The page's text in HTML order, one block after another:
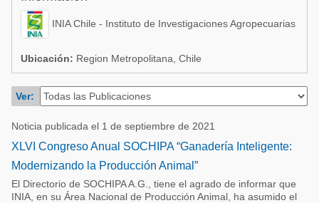
Acuacultura
Micotoxinas
Avicultura
Porcicultura
Lechería
Balanceados - Piensos
Comunidades en portugués
Avicultura
Porcicultura
Ganadería
Lechería
INIA Chile - Instituto de Investigaciones Agropecuarias
Ubicación: Region Metropolitana, Chile
Ver:
Noticia publicada el 1 de septiembre de 2021
XLVI Congreso Anual SOCHIPA “Ganadería Inteligente:
Modernizando la Producción Animal”
El Directorio de SOCHIPA A.G., tiene el agrado de informar que
INIA, en su Área Nacional de Producción Animal, ha asumido el